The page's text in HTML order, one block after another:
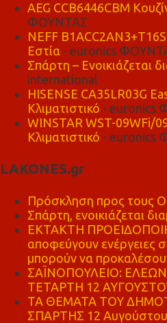
AEG CCB6446CBM
ΦΟΥΝΤΑΣ
NEFF
Εστία - euronics
Σπάρτη – Ενοικιάζεται
international
HISENSE CA35LR03G
Κλιματιστικό - euronics
WINSTAR WST-09WFi/
Κλιματιστικό - euronics
LAKONES.gr
Πρόσκληση προς τους
Σπάρτη, ενοικιάζεται
ΕΚΤΑΚΤΗ
αποφεύγουν ενέργειες
μπορούν να
ΣΑΪΝΟΠΟΥΛΕΙΟ:
ΤΕΤΑΡΤΗ 12
ΤΑ ΘΕΜΑΤΑ ΤΟΥ
ΣΠΑΡΤΗΣ 12